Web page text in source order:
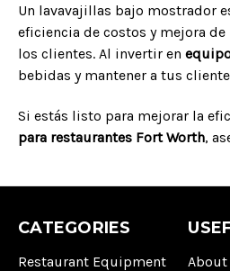
Un lavavajillas bajo mostrador
eficiencia de costos y mejora
los clientes. Al invertir en
bebidas y mantener a tus
Si estás listo para mejorar la
para restaurantes Fort Worth,
CATEGORIES
Restaurant Equipment
About